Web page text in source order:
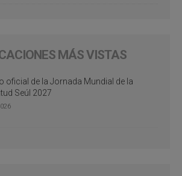
MÁS VISTAS
oficial de la Jornada Mundial de la
Seúl 2027